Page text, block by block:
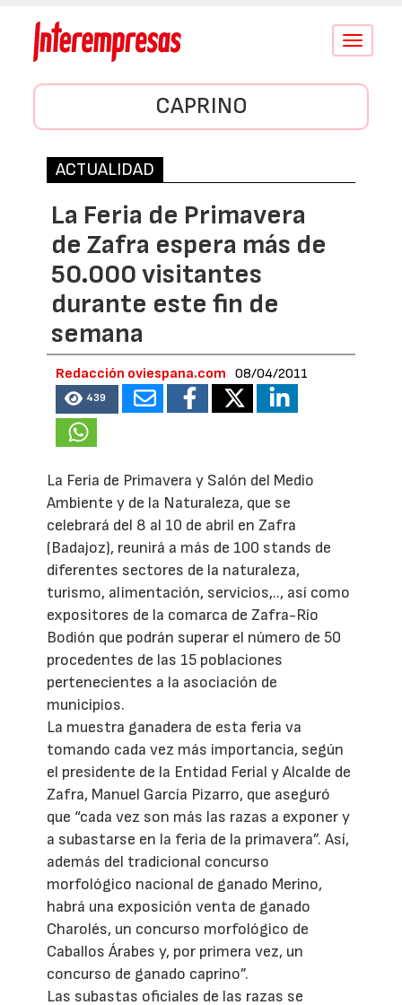
Conmutar
CAPRINO
ACTUALIDAD
La Feria de Primavera
de Zafra espera más de
50.000 visitantes
durante este fin de
semana
Redacción oviespana.com 08/04/2011
439
La Feria de Primavera y Salón del Medio
Ambiente y de la Naturaleza, que se
celebrará del 8 al 10 de abril en Zafra
(Badajoz), reunirá a más de 100 stands de
diferentes sectores de la naturaleza,
turismo, alimentación, servicios,.., así como
expositores de la comarca de Zafra-Río
Bodión que podrán superar el número de 50
procedentes de las 15 poblaciones
pertenecientes a la asociación de
municipios.
La muestra ganadera de esta feria va
tomando cada vez más importancia, según
el presidente de la Entidad Ferial y Alcalde de
Zafra, Manuel García Pizarro, que aseguró
que “cada vez son más las razas a exponer y
a subastarse en la feria de la primavera”. Así,
además del tradicional concurso
morfológico nacional de ganado Merino,
habrá una exposición venta de ganado
Charolés, un concurso morfológico de
Caballos Árabes y, por primera vez, un
concurso de ganado caprino”.
Las subastas oficiales de las razas se